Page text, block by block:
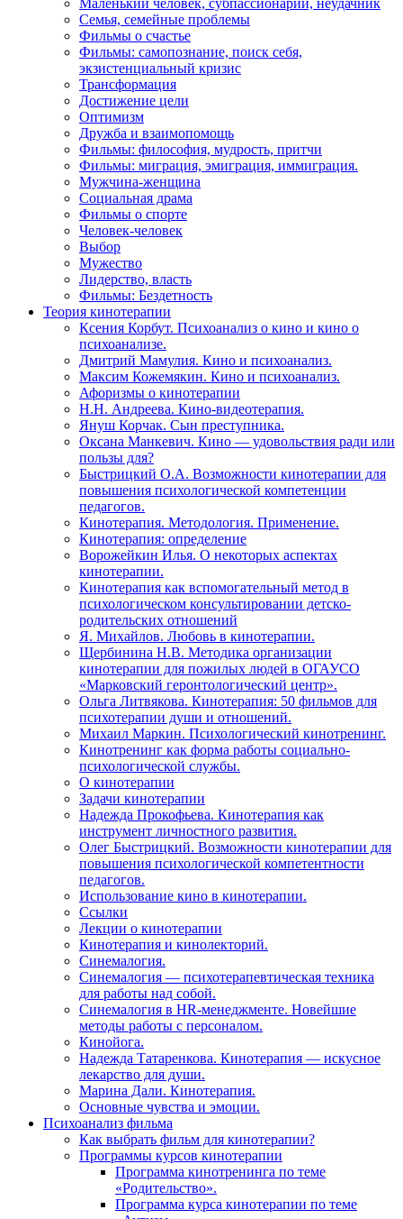
Маленький человек, субпассионарий, неудачник
Семья, семейные проблемы
Фильмы о счастье
Фильмы: самопознание, поиск себя,
экзистенциальный кризис
Трансформация
Достижение цели
Оптимизм
Дружба и взаимопомощь
Фильмы: философия, мудрость, притчи
Фильмы: миграция, эмиграция, иммиграция.
Мужчина-женщина
Социальная драма
Фильмы о спорте
Человек-человек
Выбор
Мужество
Лидерство, власть
Фильмы: Бездетность
Теория кинотерапии
Ксения Корбут. Психоанализ о кино и кино о
психоанализе.
Дмитрий Мамулия. Кино и психоанализ.
Максим Кожемякин. Кино и психоанализ.
Афоризмы о кинотерапии
Н.Н. Андреева. Кино-видеотерапия.
Януш Корчак. Сын преступника.
Оксана Манкевич. Кино — удовольствия ради или
пользы для?
Быстрицкий О.А. Возможности кинотерапии для
повышения психологической компетенции
педагогов.
Кинотерапия. Методология. Применение.
Кинотерапия: определение
Ворожейкин Илья. О некоторых аспектах
кинотерапии.
Кинотерапия как вспомогательный метод в
психологическом консультировании детско-
родительских отношений
Я. Михайлов. Любовь в кинотерапии.
Щербинина Н.В. Методика организации
кинотерапии для пожилых людей в ОГАУСО
«Марковский геронтологический центр».
Ольга Литвякова. Кинотерапия: 50 фильмов для
психотерапии души и отношений.
Михаил Маркин. Психологический кинотренинг.
Кинотренинг как форма работы социально-
психологической службы.
О кинотерапии
Задачи кинотерапии
Надежда Прокофьева. Кинотерапия как
инструмент личностного развития.
Олег Быстрицкий. Возможности кинотерапии для
повышения психологической компетентности
педагогов.
Использование кино в кинотерапии.
Ссылки
Лекции о кинотерапии
Кинотерапия и кинолекторий.
Синемалогия.
Синемалогия — психотерапевтическая техника
для работы над собой.
Синемалогия в HR-менеджменте. Новейшие
методы работы с персоналом.
Кинойога.
Надежда Татаренкова. Кинотерапия — искусное
лекарство для души.
Марина Дали. Кинотерапия.
Основные чувства и эмоции.
Психоанализ фильма
Как выбрать фильм для кинотерапии?
Программы курсов кинотерапии
Программа кинотренинга по теме
«Родительство».
Программа курса кинотерапии по теме